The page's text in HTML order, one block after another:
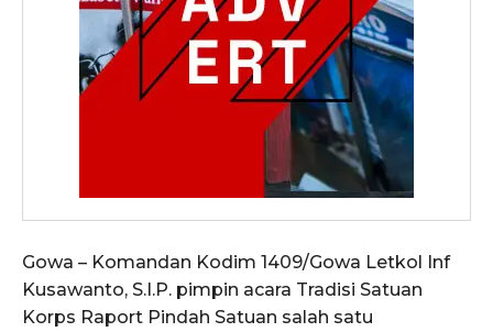
Gowa – Komandan Kodim 1409/Gowa Letkol Inf
Kusawanto, S.I.P. pimpin acara Tradisi Satuan
Korps Raport Pindah Satuan salah satu